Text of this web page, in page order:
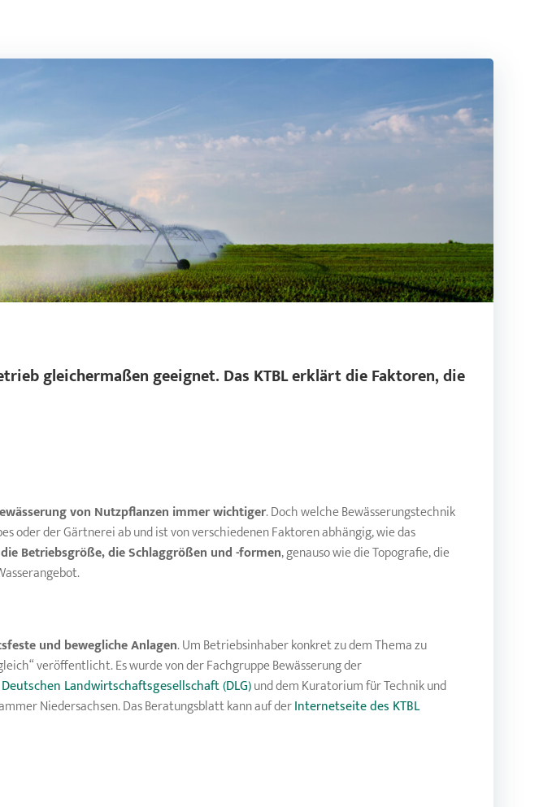
gleichermaßen geeignet. Das KTBL erklärt die Faktoren, die
von Nutzpflanzen immer wichtiger. Doch welche Bewässerungstechnik
der Gärtnerei ab und ist von verschiedenen Faktoren abhängig, wie das
die Betriebsgröße, die Schlaggrößen und -formen, genauso wie die Topografie, die
und bewegliche Anlagen. Um Betriebsinhaber konkret zu dem Thema zu
veröffentlicht. Es wurde von der Fachgruppe Bewässerung der
Deutschen Landwirtschaftsgesellschaft (DLG)und dem Kuratorium für Technik und
Niedersachsen. Das Beratungsblatt kann auf derInternetseite des KTBL